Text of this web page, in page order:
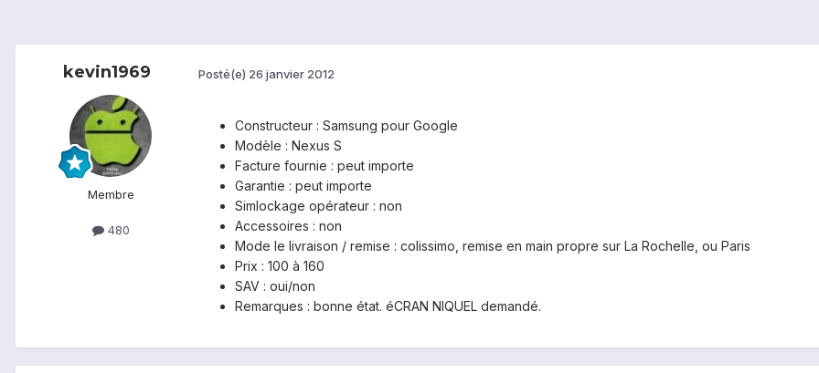
kevin1969
Membre
480
Posté(e) 26 janvier 2012
Constructeur : Samsung pour Google
Modèle : Nexus S
Facture fournie : peut importe
Garantie : peut importe
Simlockage opérateur : non
Accessoires : non
Mode le livraison / remise : colissimo, remise en main propre sur La Rochelle, ou Paris
Prix : 100 à 160
SAV : oui/non
Remarques : bonne état. éCRAN NIQUEL demandé.